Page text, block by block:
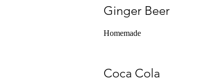
Ginger Beer
Homemade
Coca Cola